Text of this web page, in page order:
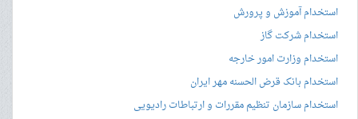
استخدام آموزش و پرورش
استخدام شرکت گاز
استخدام وزارت امور خارجه
استخدام بانک قرض الحسنه مهر ایران
استخدام سازمان تنظیم مقررات و ارتباطات رادیویی